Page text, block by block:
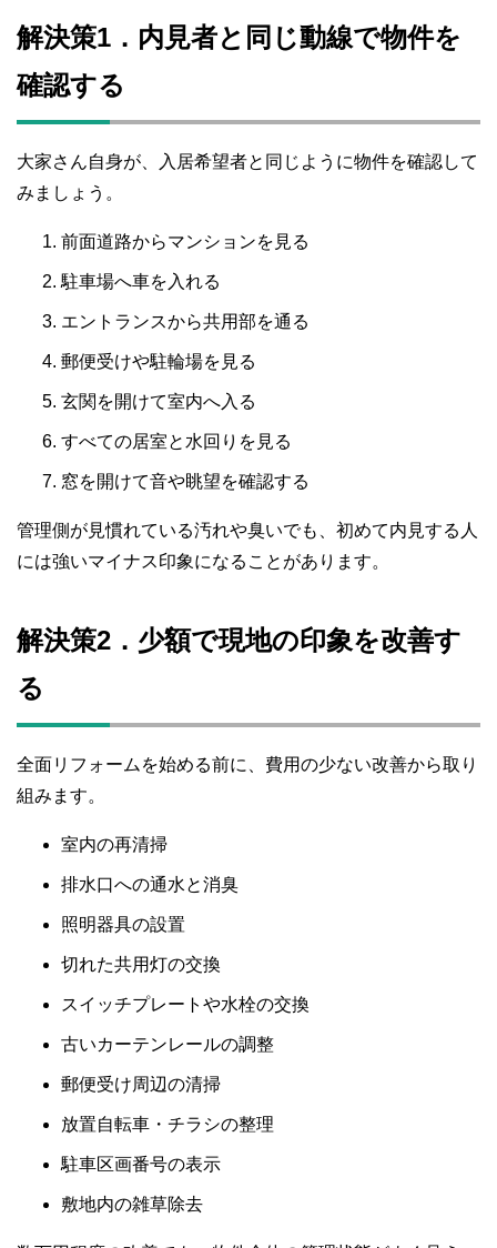
解決策1．内見者と同じ動線で物件を
確認する
大家さん自身が、入居希望者と同じように物件を確認して
みましょう。
前面道路からマンションを見る
駐車場へ車を入れる
エントランスから共用部を通る
郵便受けや駐輪場を見る
玄関を開けて室内へ入る
すべての居室と水回りを見る
窓を開けて音や眺望を確認する
管理側が見慣れている汚れや臭いでも、初めて内見する人
には強いマイナス印象になることがあります。
解決策2．少額で現地の印象を改善す
る
全面リフォームを始める前に、費用の少ない改善から取り
組みます。
室内の再清掃
排水口への通水と消臭
照明器具の設置
切れた共用灯の交換
スイッチプレートや水栓の交換
古いカーテンレールの調整
郵便受け周辺の清掃
放置自転車・チラシの整理
駐車区画番号の表示
敷地内の雑草除去